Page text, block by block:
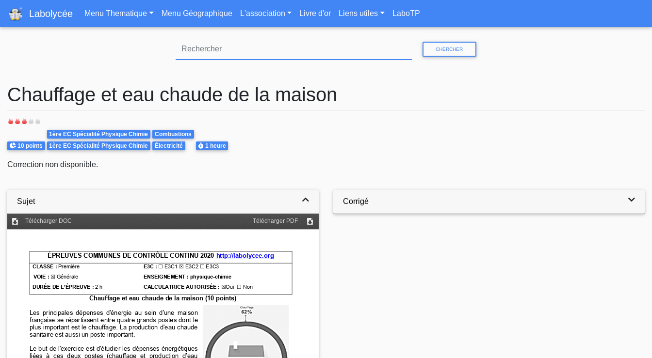
au
contenu
Labolycée Navigation principale
Menu Thematique Menu Géographique L'association Livre d'or Liens utiles LaboTP
CHERCHER
Chauffage et eau chaude de la maison
Points
10 points
Theme
1ère EC Spécialité Physique Chimie
Combustions
1ère EC Spécialité Physique Chimie
Électricité Durée
1 heure
Correction non disponible.
Sujet Corrigé